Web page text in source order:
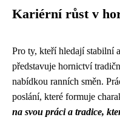
Kariérní růst v
Pro ty, kteří hledají stabilní
představuje hornictví
nabídkou ranních směn.
poslání, které formuje
na svou práci a tradice,